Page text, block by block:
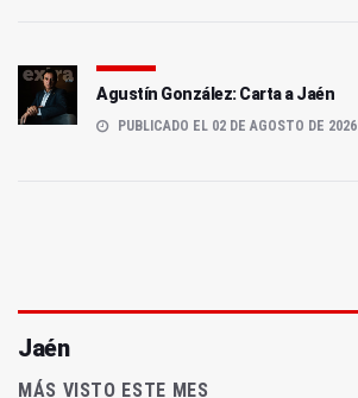
Agustín González: Carta a Jaén
PUBLICADO EL 02 DE AGOSTO DE 2026
Jaén
MÁS VISTO ESTE MES